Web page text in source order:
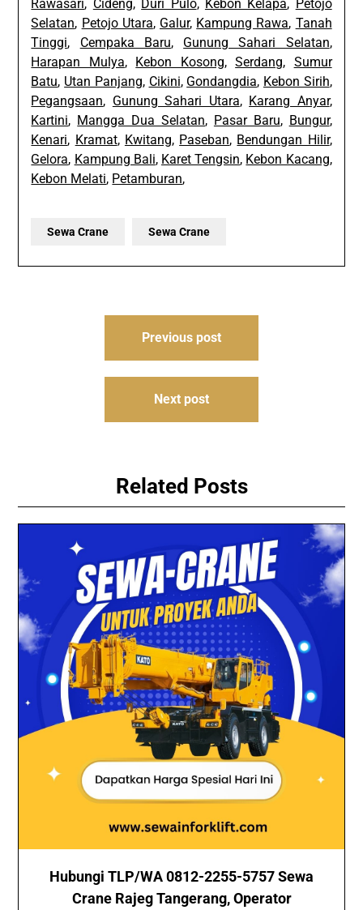
Rawasari, Cideng, Duri Pulo, Kebon Kelapa, Petojo
Selatan, Petojo Utara, Galur, Kampung Rawa, Tanah
Tinggi, Cempaka Baru, Gunung Sahari Selatan,
Harapan Mulya, Kebon Kosong,Serdang, Sumur
Batu, Utan Panjang, Cikini, Gondangdia, Kebon Sirih,
Pegangsaan, Gunung Sahari Utara, Karang Anyar,
Kartini, Mangga Dua Selatan, Pasar Baru, Bungur,
Kenari, Kramat, Kwitang, Paseban, Bendungan Hilir,
Gelora, Kampung Bali, Karet Tengsin, Kebon Kacang,
Kebon Melati, Petamburan,
Sewa Crane Sewa Crane
Previous post
Next post
Related Posts
Hubungi TLP/WA 0812-2255-5757 Sewa
Crane Rajeg Tangerang, Operator